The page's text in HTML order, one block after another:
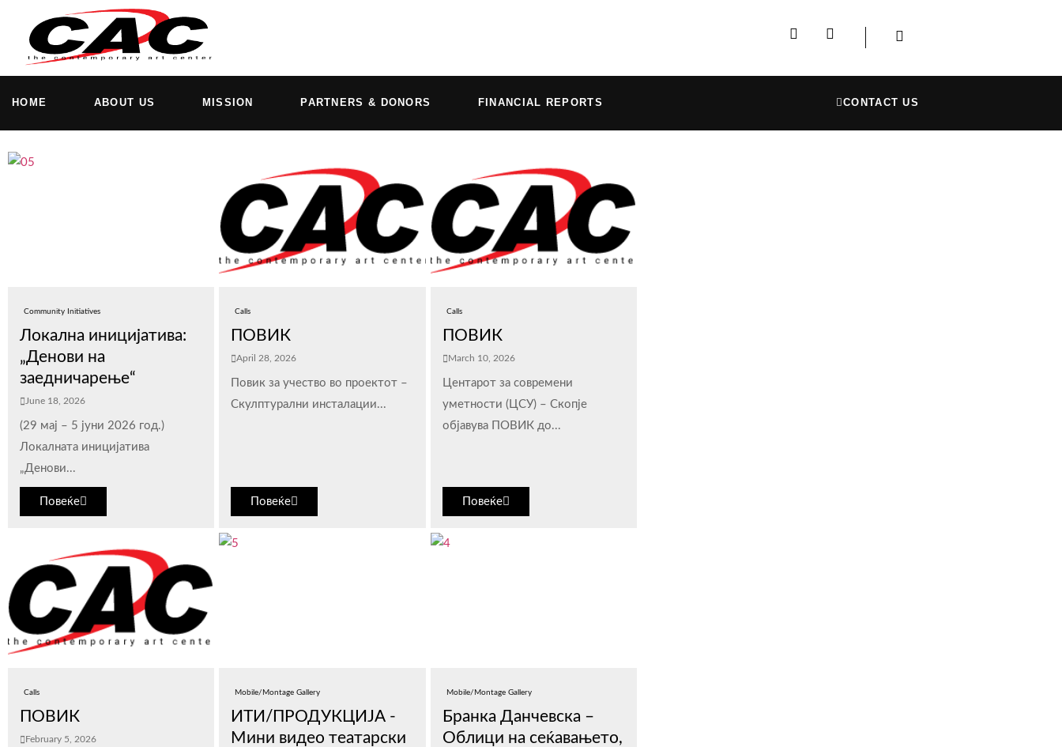
HOME ABOUT US MISSION PARTNERS & DONORS FINANCIAL REPORTS CONTACT US
Community Initiatives
Локална иницијатива:
„Денови на
заедничарење“
June 18, 2026
(29 мај – 5 јуни 2026 год.)
Локалната иницијатива
„Денови...
Повеќе
Calls
ПОВИК
April 28, 2026
Повик за учество во проектот –
Скулптурални инсталации...
Повеќе
Calls
ПОВИК
March 10, 2026
Центарот за современи
уметности (ЦСУ) – Скопје
објавува ПОВИК до...
Повеќе
Calls
ПОВИК
February 5, 2026
Mobile/Montage Gallery
ИТИ/ПРОДУКЦИЈА -
Мини видео театарски
Mobile/Montage Gallery
Бранка Данчевска –
Облици на сеќавањето,